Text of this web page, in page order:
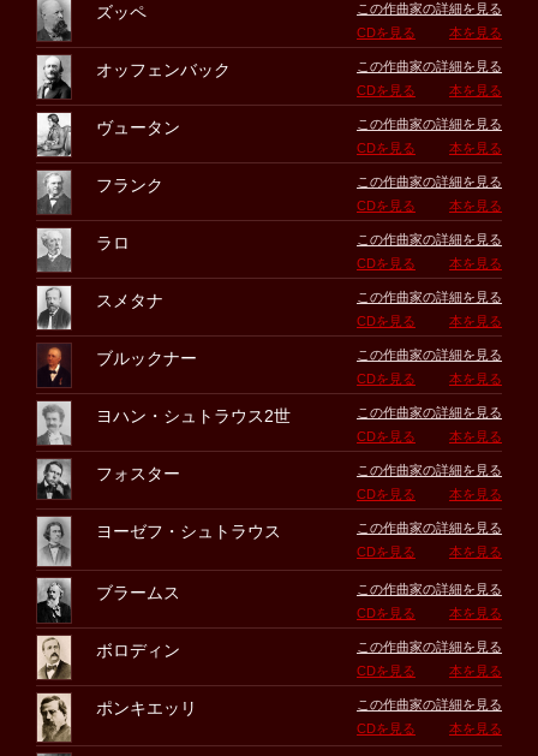
ズッペ
この作曲家の詳細を見る
CDを見る
本を見る
オッフェンバック
この作曲家の詳細を見る
CDを見る
本を見る
ヴュータン
この作曲家の詳細を見る
CDを見る
本を見る
フランク
この作曲家の詳細を見る
CDを見る
本を見る
ラロ
この作曲家の詳細を見る
CDを見る
本を見る
スメタナ
この作曲家の詳細を見る
CDを見る
本を見る
ブルックナー
この作曲家の詳細を見る
CDを見る
本を見る
ヨハン・シュトラウス2世
この作曲家の詳細を見る
CDを見る
本を見る
フォスター
この作曲家の詳細を見る
CDを見る
本を見る
ヨーゼフ・シュトラウス
この作曲家の詳細を見る
CDを見る
本を見る
ブラームス
この作曲家の詳細を見る
CDを見る
本を見る
ボロディン
この作曲家の詳細を見る
CDを見る
本を見る
ポンキエッリ
この作曲家の詳細を見る
CDを見る
本を見る